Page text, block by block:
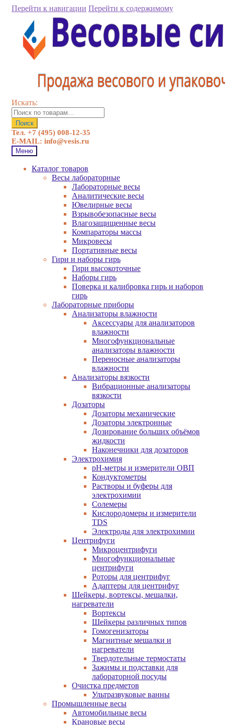
Перейти к навигации Перейти к содержимому
Искать:
Поиск
Тел. +7 (495) 008-12-35
E-MAIL: info@vesis.ru
Меню
Каталог товаров
Весы лабораторные
Лабораторные весы
Аналитические весы
Ювелирные весы
Взрывобезопасные весы
Влагозащищенные весы
Компараторы массы
Микровесы
Портативные весы
Гири и наборы гирь
Гири высокоточные
Наборы гирь
Поверка и калибровка гирь и наборов
гирь
Лабораторные приборы
Анализаторы влажности
Аксессуары для анализаторов
влажности
Многофункциональные
анализаторы влажности
Переносные анализаторы
влажности
Анализаторы вязкости
Вибрационные анализаторы
вязкости
Дозаторы
Дозаторы механические
Дозаторы электронные
Дозирование больших объёмов
жидкости
Наконечники для дозаторов
Электрохимия
pH-метры и измерители ОВП
Кондуктометры
Растворы и буферы для
электрохимии
Солемеры
Кислородомеры и измерители
TDS
Электроды для электрохимии
Центрифуги
Микроцентрифуги
Многофункциональные
центрифуги
Роторы для центрифуг
Адаптеры для центрифуг
Шейкеры, вортексы, мешалки,
нагреватели
Вортексы
Шейкеры различных типов
Гомогенизаторы
Магнитные мешалки и
нагреватели
Твердотельные термостаты
Зажимы и подставки для
лабораторной посуды
Очистка предметов
Ультразвуковые ванны
Промышленные весы
Автомобильные весы
Крановые весы